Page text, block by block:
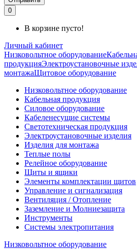
0
В корзине пусто!
Личный кабинет
Низковольтное оборудование
продукцияЭлектроустановочные
монтажаЩитовое оборудование
Низковольтное оборудование
Кабельная продукция
Силовое оборудование
Кабеленесущие системы
Светотехническая продукция
Электроустановочные изделия
Изделия для монтажа
Теплые полы
Релейное оборудование
Щиты и ящики
Элементы комплектации щитов
Управление и сигнализация
Вентиляция / Отопление
Заземление и Молниезащита
Инструменты
Системы электропитания
Низковольтное оборудование